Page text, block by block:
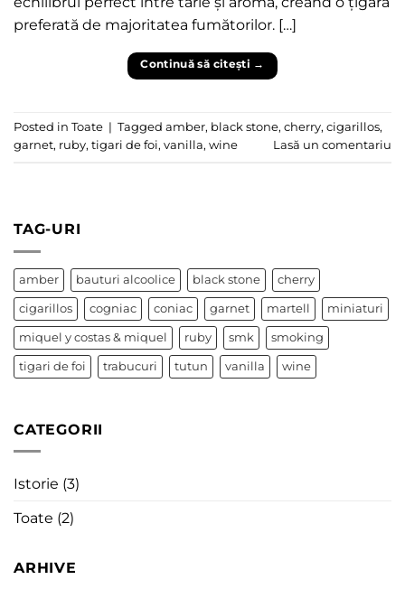
preferată de majoritatea fumătorilor. […]
Continuă să citești →
Posted in Toate | Tagged amber, black stone, cherry, cigarillos,
garnet, ruby, tigari de foi, vanilla, wine Lasă un comentariu
TAG-URI
amber bauturi alcoolice black stone cherry
cigarillos cogniac coniac garnet martell miniaturi
miquel y costas & miquel ruby smk smoking
tigari de foi trabucuri tutun vanilla wine
CATEGORII
Istorie (3)
Toate (2)
ARHIVE